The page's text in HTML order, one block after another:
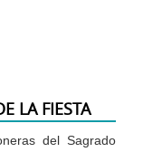
LA FIESTA
del Sagrado